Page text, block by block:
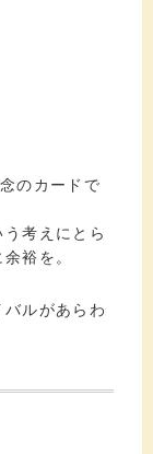
のカードで
考えにとら
裕を。
ルがあらわ